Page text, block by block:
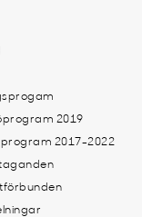
2019
2017-2022